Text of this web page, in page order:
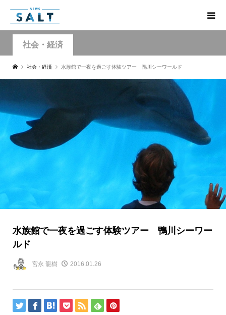
社会・経済
社会・経済 水族館で一夜を過ごす体験ツアー 鴨川シーワールド
水族館で一夜を過ごす体験ツアー 鴨川シーワー
ルド
宮永 龍樹 2016.01.26